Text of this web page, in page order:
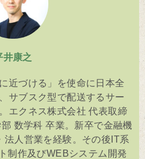
井康之
近づける」を使命に日本全
サブスク型で配送するサー
エクネス株式会社 代表取締
数学科 卒業。新卒で金融機
法人営業を経験。その後IT系
制作及びWEBシステム開発